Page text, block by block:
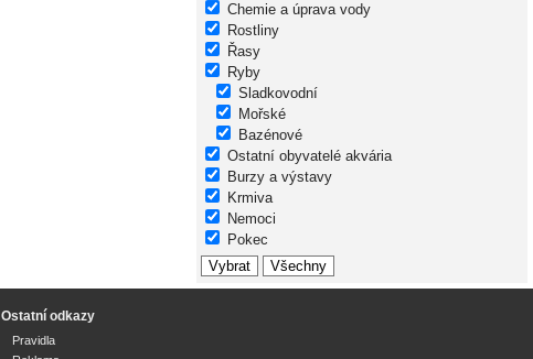
Chemie a úprava vody
Rostliny
Řasy
Ryby
Sladkovodní
Mořské
Bazénové
Ostatní obyvatelé akvária
Burzy a výstavy
Krmiva
Nemoci
Pokec
Ostatní odkazy
Pravidla